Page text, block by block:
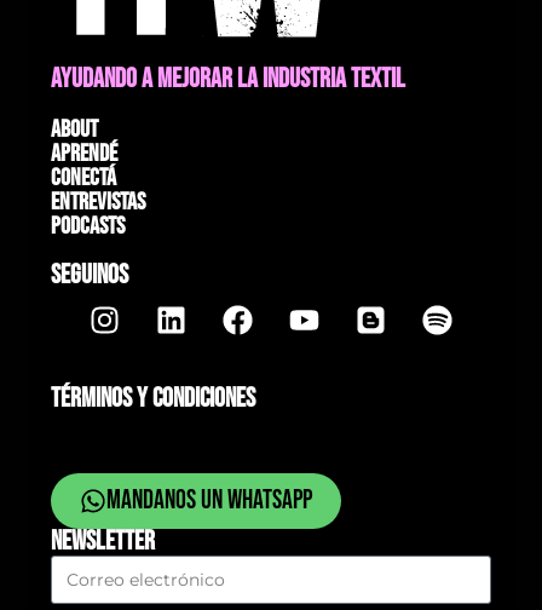
AYUDANDO A MEJORAR LA INDUSTRIA TEXTIL
About
Aprendé
Conectá
Entrevistas
Podcasts
SEGUINOS
TÉRMINOS Y CONDICIONES
Mandanos un whatsapp
NEWSLETTER